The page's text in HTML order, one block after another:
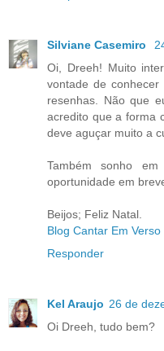
Silviane Casemiro
Oi, Dreeh! Muito
vontade de
resenhas. Não que
acredito que a forma
deve aguçar muito a
Também sonho
oportunidade em
Beijos; Feliz Natal.
Blog Cantar Em Verso
Responder
Kel Araujo 26 de
Oi Dreeh, tudo bem?